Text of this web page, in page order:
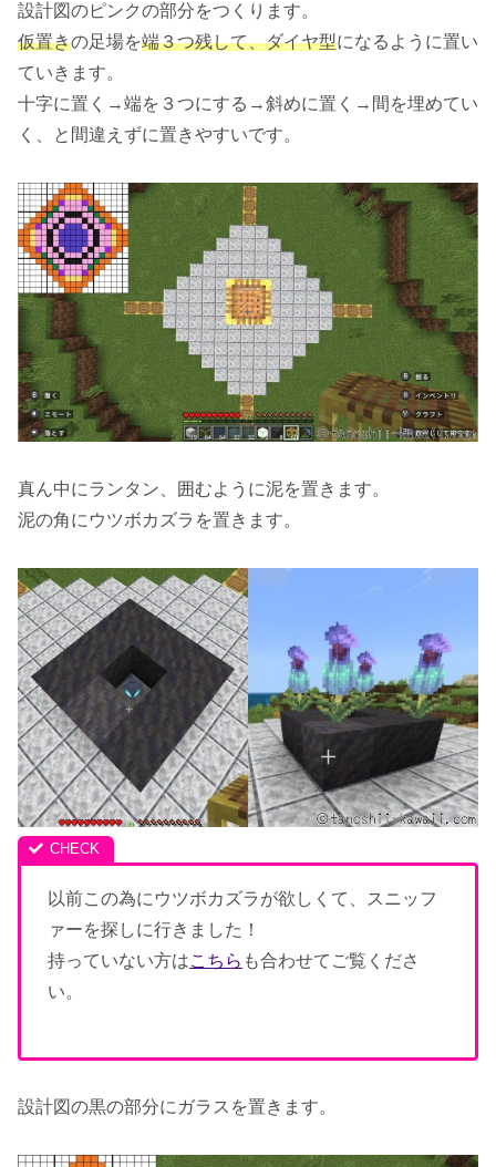
設計図のピンクの部分をつくります。
仮置きの足場を端３つ残して、ダイヤ型になるように置い
ていきます。
十字に置く→端を３つにする→斜めに置く→間を埋めてい
く、と間違えずに置きやすいです。
真ん中にランタン、囲むように泥を置きます。
泥の角にウツボカズラを置きます。
以前この為にウツボカズラが欲しくて、スニッフ
ァーを探しに行きました！
持っていない方はこちら も合わせてご覧くださ
い。
設計図の黒の部分にガラスを置きます。